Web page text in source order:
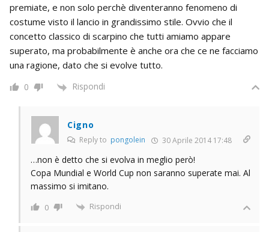
premiate, e non solo perchè diventeranno fenomeno di
costume visto il lancio in grandissimo stile. Ovvio che il
concetto classico di scarpino che tutti amiamo appare
superato, ma probabilmente è anche ora che ce ne facciamo
una ragione, dato che si evolve tutto.
0 Rispondi
Cigno
Reply to pongolein 30 Aprile 2014 17:48
…non è detto che si evolva in meglio però!
Copa Mundial e World Cup non saranno superate mai. Al
massimo si imitano.
0 Rispondi